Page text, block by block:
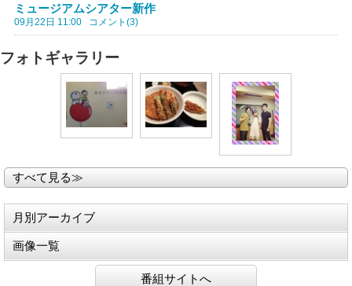
ミュージアムシアター新作
09月22日 11:00 コメント(3)
フォトギャラリー
すべて見る≫
月別アーカイブ
画像一覧
番組サイトへ